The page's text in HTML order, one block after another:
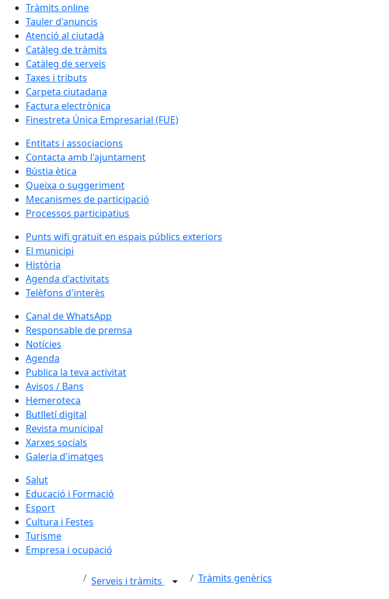
Tràmits online
Tauler d'anuncis
Atenció al ciutadà
Catàleg de tràmits
Catàleg de serveis
Taxes i tributs
Carpeta ciutadana
Factura electrònica
Finestreta Única Empresarial (FUE)
Entitats i associacions
Contacta amb l'ajuntament
Bústia ètica
Queixa o suggeriment
Mecanismes de participació
Processos participatius
Punts wifi gratuït en espais públics exteriors
El municipi
Història
Agenda d'activitats
Telèfons d'interès
Canal de WhatsApp
Responsable de premsa
Notícies
Agenda
Publica la teva activitat
Avisos / Bans
Hemeroteca
Butlletí digital
Revista municipal
Xarxes socials
Galeria d'imatges
Salut
Educació i Formació
Esport
Cultura i Festes
Turisme
Empresa i ocupació
Serveis i tràmits Tràmits genèrics